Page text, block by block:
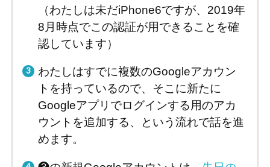
（わたしは未だiPhone6ですが、2019年
8月時点でこの認証が用できることを確
認しています）
わたしはすでに複数のGoogleアカウン
トを持っているので、そこに新たに
Googleアプリでログインする用のアカ
ウントを追加する、という流れで話を進
めます。